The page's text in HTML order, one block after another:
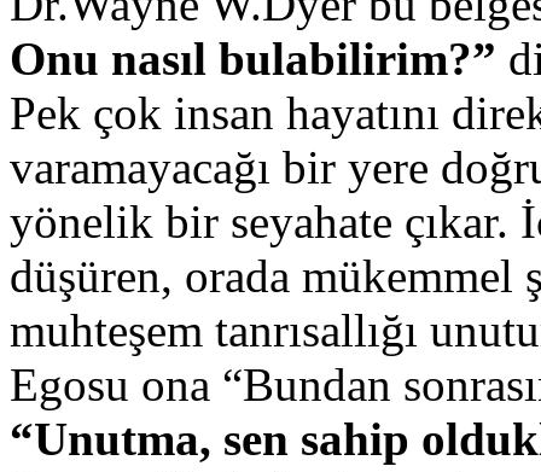
Onu nasıl bulabilirim?”
Pek çok insan hayatını
varamayacağı bir yere
yönelik bir seyahate çıkar.
düşüren, orada mükemmel
muhteşem tanrısallığı
Egosu ona “Bundan
“Unutma, sen sahip